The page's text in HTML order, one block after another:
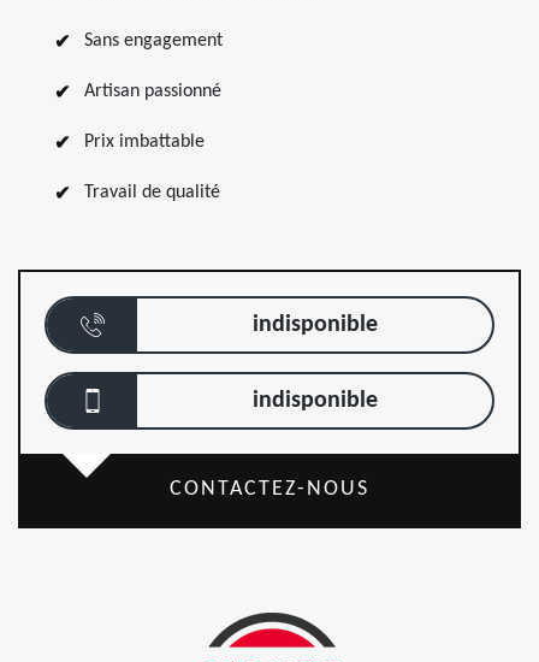
Sans engagement
Artisan passionné
Prix imbattable
Travail de qualité
indisponible
indisponible
CONTACTEZ-NOUS